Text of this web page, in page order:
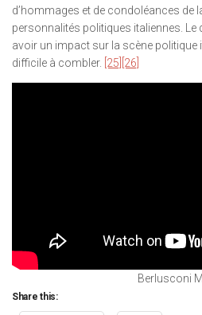
d’hommages et de condoléances de
personnalités politiques italiennes.
avoir un impact sur la scène politique
difficile à combler. [25] [26]
Berlusconi
Share this: